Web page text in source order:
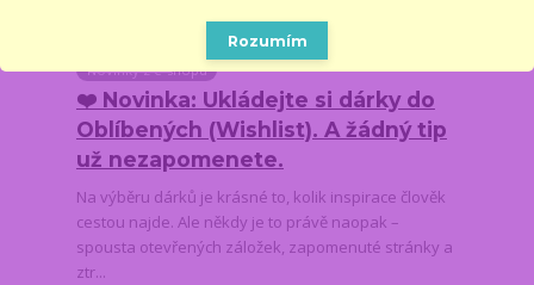
Novinky z e-shopu
❤️ Novinka: Ukládejte si dárky do
Oblíbených (Wishlist). A žádný tip
už nezapomenete.
Na výběru dárků je krásné to, kolik inspirace člověk
cestou najde. Ale někdy je to právě naopak –
spousta otevřených záložek, zapomenuté stránky a
ztr...
Rozumím